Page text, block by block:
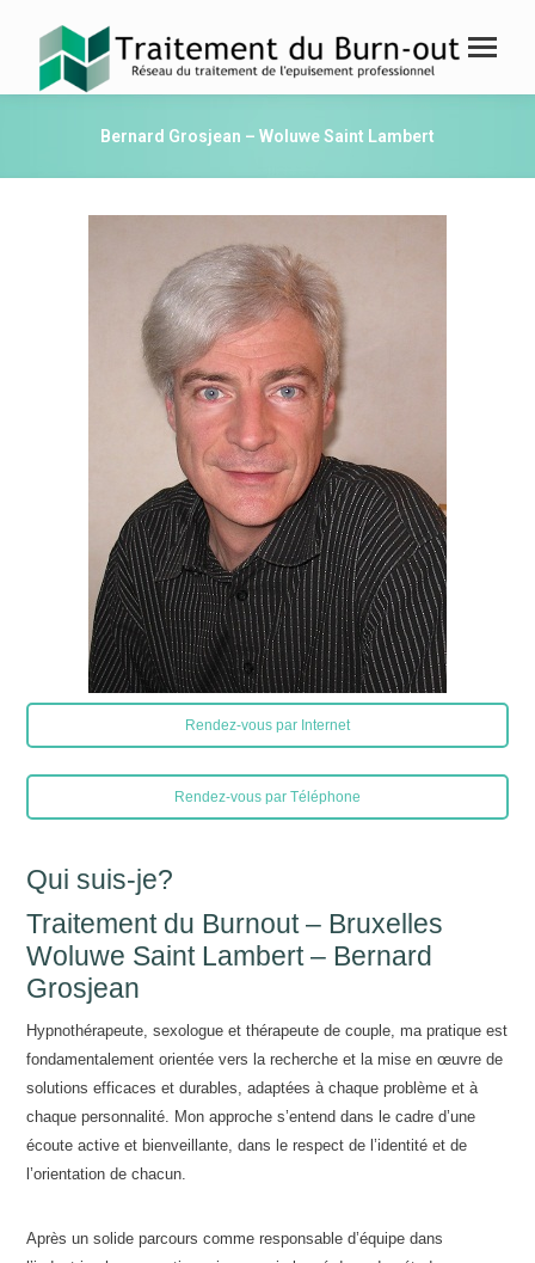
Bernard Grosjean – Woluwe Saint Lambert
Qui suis-je?
Traitement du Burnout – Bruxelles
Woluwe Saint Lambert – Bernard
Grosjean
Hypnothérapeute, sexologue et thérapeute de couple, ma pratique est
fondamentalement orientée vers la recherche et la mise en œuvre de
solutions efficaces et durables, adaptées à chaque problème et à
chaque personnalité. Mon approche s’entend dans le cadre d’une
écoute active et bienveillante, dans le respect de l’identité et de
l’orientation de chacun.
Après un solide parcours comme responsable d’équipe dans
Rendez-vous par Internet
Rendez-vous par Téléphone